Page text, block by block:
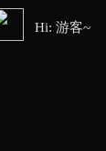
Hi: 游客~